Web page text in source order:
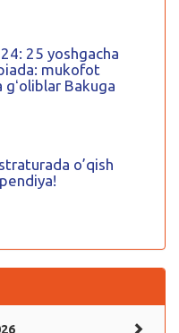
25 yoshgacha
mukofot
Bakuga
o’qish